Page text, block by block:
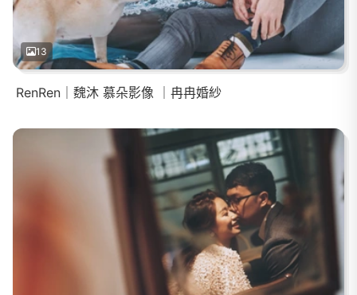
13
RenRen｜魏沐 慕朵影像 ｜冉冉婚紗